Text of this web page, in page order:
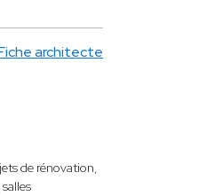
architecte
de rénovation,